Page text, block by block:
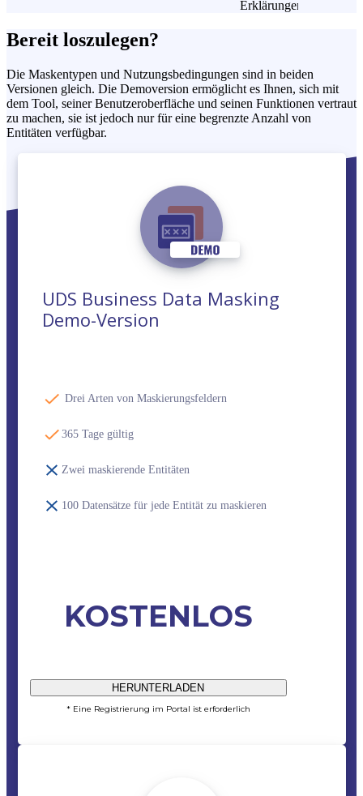
Erklärungen
Bereit loszulegen?
Die Maskentypen und Nutzungsbedingungen sind in beiden
Versionen gleich. Die Demoversion ermöglicht es Ihnen, sich mit
dem Tool, seiner Benutzeroberfläche und seinen Funktionen vertraut
zu machen, sie ist jedoch nur für eine begrenzte Anzahl von
Entitäten verfügbar.
UDS Business Data Masking
Demo-Version
️ Drei Arten von Maskierungsfeldern
365 Tage gültig
Zwei maskierende Entitäten
100 Datensätze für jede Entität zu maskieren
KOSTENLOS
HERUNTERLADEN
* Eine Registrierung im Portal ist erforderlich